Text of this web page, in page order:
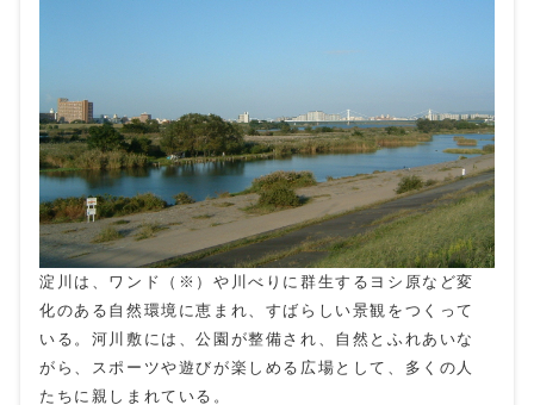
淀川は、ワンド（※）や川べりに群生するヨシ原など変
化のある自然環境に恵まれ、すばらしい景観をつくって
いる。河川敷には、公園が整備され、自然とふれあいな
がら、スポーツや遊びが楽しめる広場として、多くの人
たちに親しまれている。